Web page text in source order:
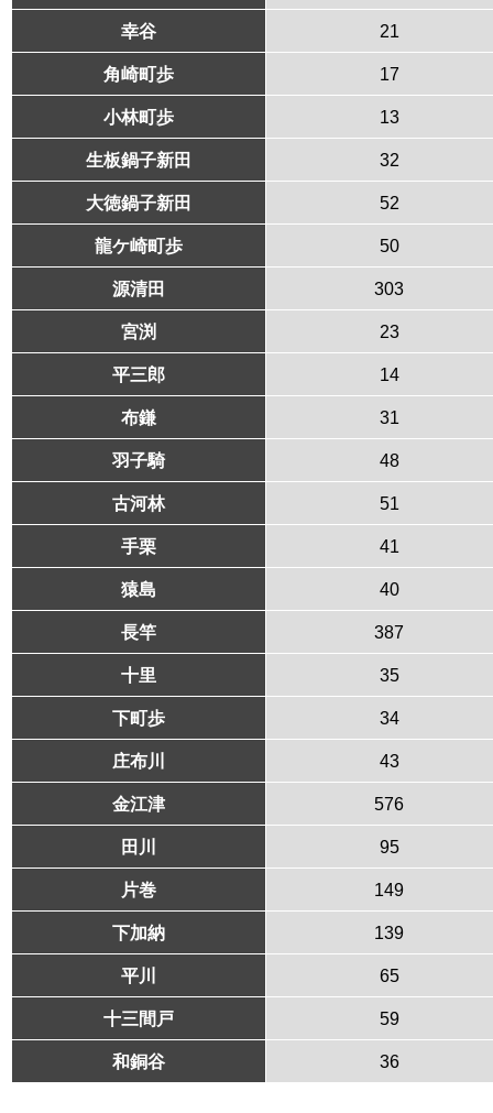
幸谷 21
角崎町歩 17
小林町歩 13
生板鍋子新田 32
大徳鍋子新田 52
龍ケ崎町歩 50
源清田 303
宮渕 23
平三郎 14
布鎌 31
羽子騎 48
古河林 51
手栗 41
猿島 40
長竿 387
十里 35
下町歩 34
庄布川 43
金江津 576
田川 95
片巻 149
下加納 139
平川 65
十三間戸 59
和銅谷 36